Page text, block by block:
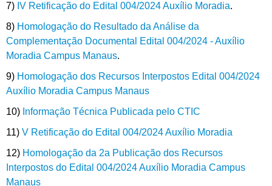
7) IV Retificação do Edital 004/2024 Auxílio Moradia.
8) Homologação do Resultado da Análise da
Complementação Documental Edital 004/2024 - Auxílio
Moradia Campus Manaus.
9) Homologação dos Recursos Interpostos Edital 004/2024
Auxílio Moradia Campus Manaus
10) Informação Técnica Publicada pelo CTIC
11) V Retificação do Edital 004/2024 Auxílio Moradia
12) Homologação da 2a Publicação dos Recursos
Interpostos do Edital 004/2024 Auxílio Moradia Campus
Manaus